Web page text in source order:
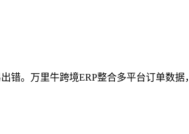
。万里牛跨境ERP整合多平台订单数